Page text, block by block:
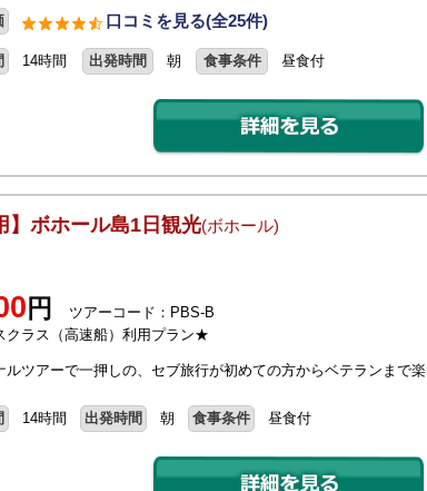
口コミを見る(全25件)
14時間 出発時間 朝 食事条件 昼食付
】ボホール島1日観光(ボホール)
円
ツアーコード：PBS-B
クラス（高速船）利用プラン★
ルツアーで一押しの、セブ旅行が初めての方からベテランまで楽
14時間 出発時間 朝 食事条件 昼食付